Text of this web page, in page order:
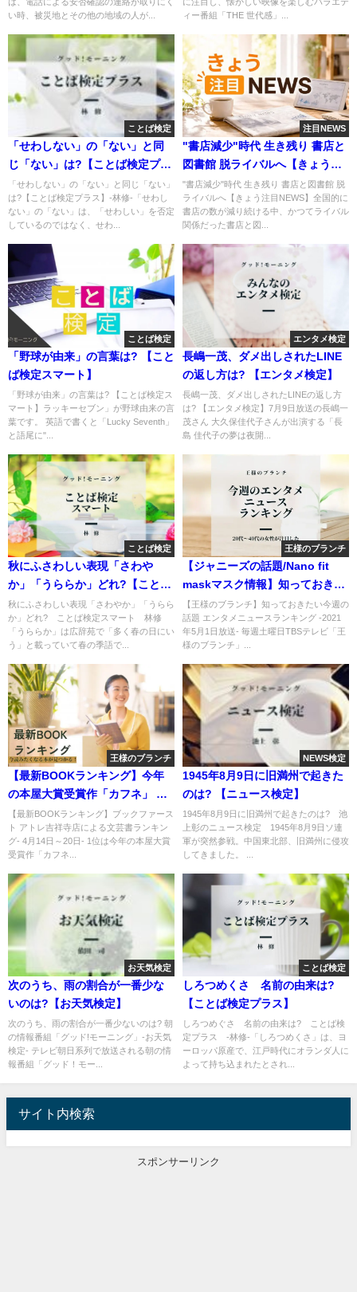
い時、被災地とその他の地域の人が...
ィー番組「THE 世代感」...
ことば検定
「せわしない」の「ない」と同
じ「ない」は?【ことば検定プラ
ス】
「せわしない」の「ない」と同じ「ない」
は?【ことば検定プラス】-林修-「せわし
ない」の「ない」は、「せわしい」を否定
しているのではなく、せわ...
注目NEWS
"書店減少"時代 生き残り 書店と
図書館 脱ライバルへ【きょう注
目NEWS】
"書店減少"時代 生き残り 書店と図書館 脱
ライバルへ【きょう注目NEWS】全国的に
書店の数が減り続ける中、かつてライバル
関係だった書店と図...
ことば検定
「野球が由来」の言葉は? 【こと
ば検定スマート】
「野球が由来」の言葉は? 【ことば検定ス
マート】ラッキーセブン」が野球由来の言
葉です。 英語で書くと「Lucky Seventh」
と語尾に"...
エンタメ検定
長嶋一茂、ダメ出しされたLINE
の返し方は? 【エンタメ検定】
長嶋一茂、ダメ出しされたLINEの返し方
は? 【エンタメ検定】7月9日放送の長嶋一
茂さん 大久保佳代子さんが出演する「長
島 佳代子の夢は夜開...
ことば検定
秋にふさわしい表現「さわや
か」「うららか」どれ?【ことば
検定スマート】
秋にふさわしい表現「さわやか」「うらら
か」どれ? ことば検定スマート 林修
「うららか」は広辞苑で「多く春の日にい
う」と載っていて春の季語で...
王様のブランチ
【ジャニーズの話題/Nano fit
maskマスク情報】知っておきた
いエンタメニュース
【王様のブランチ】知っておきたい今週の
話題 エンタメニュースランキング -2021
年5月1日放送- 毎週土曜日TBSテレビ「王
様のブランチ」...
王様のブランチ
【最新BOOKランキング】今年
の本屋大賞受賞作「カフネ」 阿
部曉子
【最新BOOKランキング】ブックファース
ト アトレ吉祥寺店による文芸書ランキン
グ- 4月14日～20日- 1位は今年の本屋大賞
受賞作「カフネ...
NEWS検定
1945年8月9日に旧満州で起きた
のは? 【ニュース検定】
1945年8月9日に旧満州で起きたのは? 池
上彰のニュース検定 1945年8月9日ソ連
軍が突然参戦。中国東北部、旧満州に侵攻
してきました。 ...
お天気検定
次のうち、雨の割合が一番少な
いのは?【お天気検定】
次のうち、雨の割合が一番少ないのは? 朝
の情報番組「グッド!モーニング」-お天気
検定- テレビ朝日系列で放送される朝の情
報番組「グッド！モー...
ことば検定
しろつめくさ 名前の由来は?
【ことば検定プラス】
しろつめぐさ 名前の由来は? ことば検
定プラス -林修-「しろつめくさ」は、ヨ
ーロッパ原産で、江戸時代にオランダ人に
よって持ち込まれたとされ...
サイト内検索
スポンサーリンク